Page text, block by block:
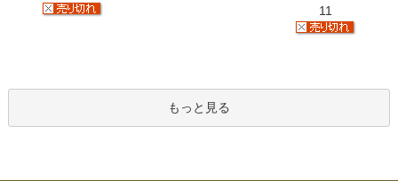
11
もっと見る